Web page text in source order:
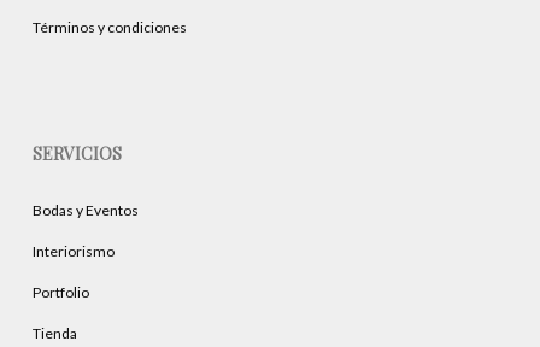
Términos y condiciones
SERVICIOS
Bodas y Eventos
Interiorismo
Portfolio
Tienda